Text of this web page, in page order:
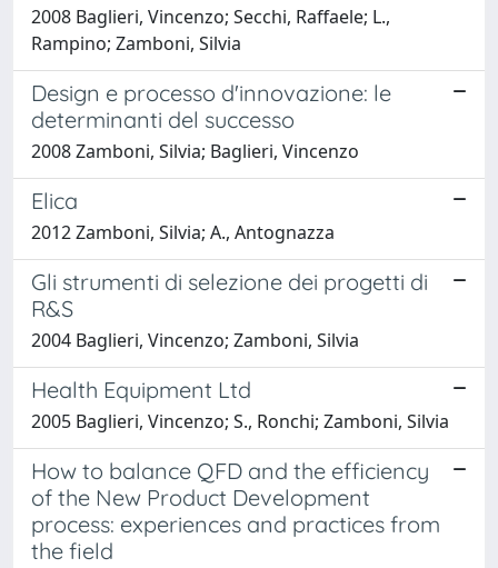
2008 Baglieri, Vincenzo; Secchi, Raffaele; L.,
Rampino; Zamboni, Silvia
Design e processo d'innovazione: le
determinanti del successo
2008 Zamboni, Silvia; Baglieri, Vincenzo
Elica
2012 Zamboni, Silvia; A., Antognazza
Gli strumenti di selezione dei progetti di
R&S
2004 Baglieri, Vincenzo; Zamboni, Silvia
Health Equipment Ltd
2005 Baglieri, Vincenzo; S., Ronchi; Zamboni, Silvia
How to balance QFD and the efficiency
of the New Product Development
process: experiences and practices from
the field